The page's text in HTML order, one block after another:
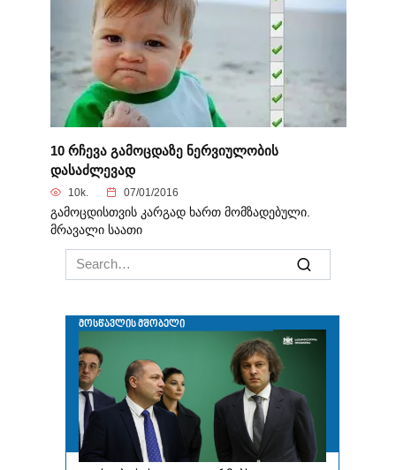
10 რჩევა გამოცდაზე ნერვიულობის
დასაძლევად
10k. 07/01/2016
გამოცდისთვის კარგად ხართ მომზადებული.
მრავალი საათი
Search
for: